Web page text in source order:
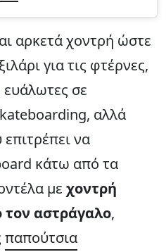
αρκετά χοντρή ώστε
για τις φτέρνες,
ευάλωτες σε
αλλά
να
κάτω από τα
με χοντρή
αστράγαλο,
παπούτσια